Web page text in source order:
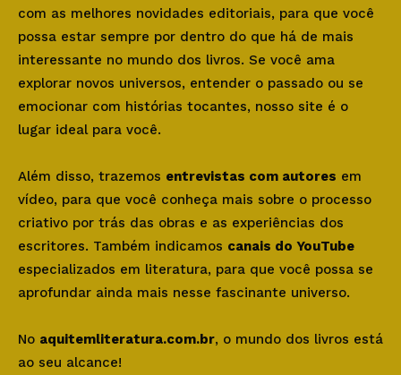
com as melhores novidades editoriais, para que você
possa estar sempre por dentro do que há de mais
interessante no mundo dos livros. Se você ama
explorar novos universos, entender o passado ou se
emocionar com histórias tocantes, nosso site é o
lugar ideal para você.
Além disso, trazemos entrevistas com autores em
vídeo, para que você conheça mais sobre o processo
criativo por trás das obras e as experiências dos
escritores. Também indicamos canais do YouTube
especializados em literatura, para que você possa se
aprofundar ainda mais nesse fascinante universo.
No aquitemliteratura.com.br, o mundo dos livros está
ao seu alcance!